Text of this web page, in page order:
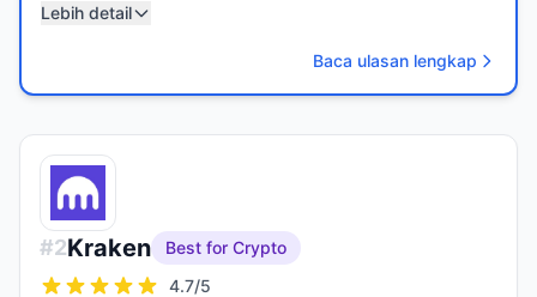
Lebih detail
Baca ulasan lengkap
#2Kraken
Best for Crypto
4.7/5